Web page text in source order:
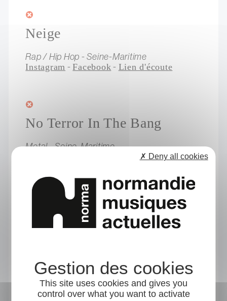
Neige
Rap / Hip Hop - Seine-Maritime
Instagram -Facebook - Lien d'écoute
No Terror In The Bang
Metal - Seine-Maritime
Facebook-
N U I T
This site uses cookies and gives you
control over what you want to activate
✗ Deny all cookies